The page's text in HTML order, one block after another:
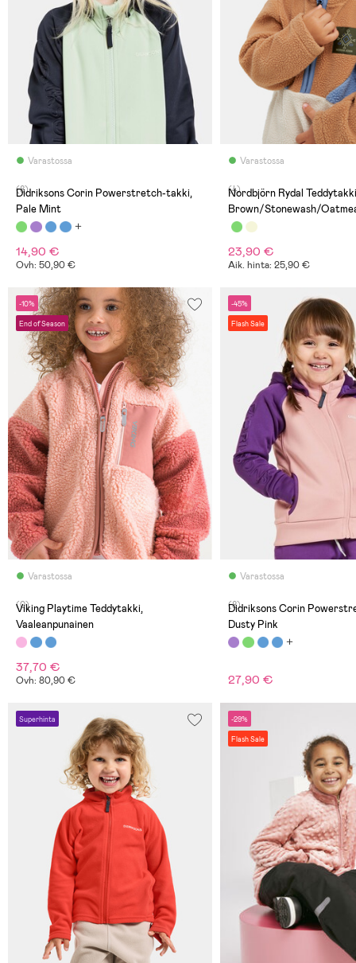
Varastossa
(8)
Didriksons Corin Powerstretch-takki,
Pale Mint
14,90 €
Ovh: 50,90 €
Varastossa
(4)
Nordbjörn Rydal
Brown/Stonewash/
23,90 €
Aik. hinta: 25,90 €
-10%
End of Season
Varastossa
(0)
Viking Playtime Teddytakki,
Vaaleanpunainen
37,70 €
Ovh: 80,90 €
-45%
Flash Sale
Varastossa
(8)
Didriksons Corin
Dusty Pink
27,90 €
Superhinta -29%
Flash Sale